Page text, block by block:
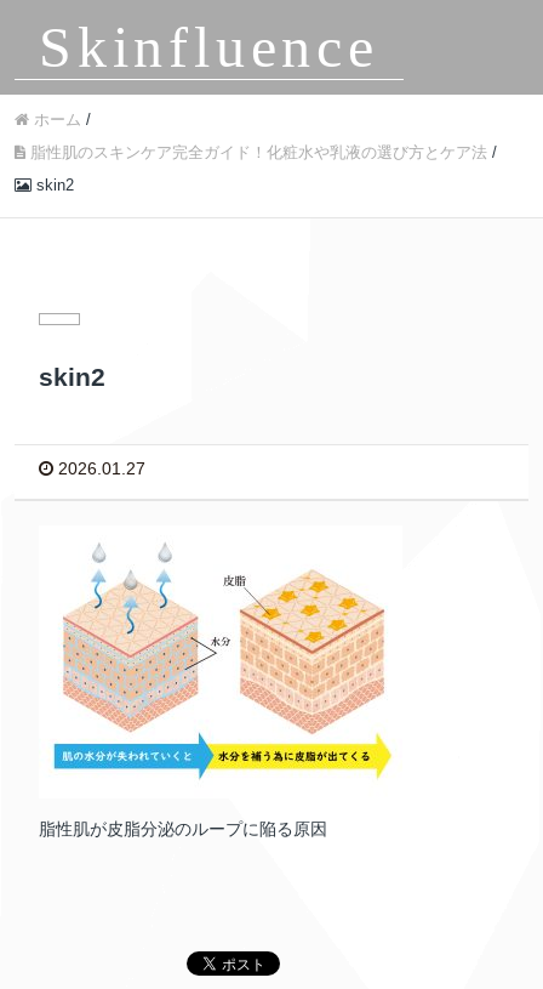
Skinfluence
ホーム /
脂性肌のスキンケア完全ガイド！化粧水や乳液の選び方とケア法 /
skin2
skin2
2026.01.27
脂性肌が皮脂分泌のループに陥る原因